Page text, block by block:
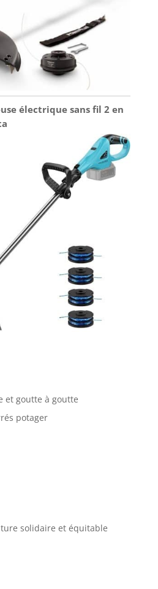
électrique sans fil 2 en
et goutte à goutte
potager
solidaire et équitable